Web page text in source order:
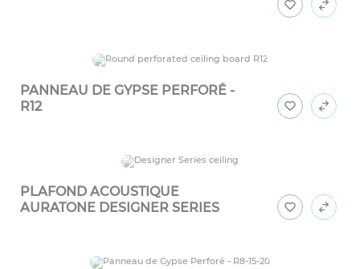
PANNEAU DE GYPSE PERFORÉ -
R12
PLAFOND ACOUSTIQUE
AURATONE DESIGNER SERIES